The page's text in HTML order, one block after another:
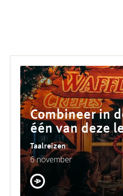
Combineer in
één van deze
Taalreizen
6 november